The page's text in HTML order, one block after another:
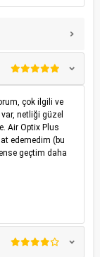
çok ilgili ve
netliği güzel
Air Optix Plus
edemedim (bu
geçtim daha